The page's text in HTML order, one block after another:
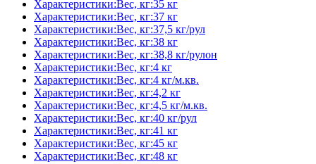
Характеристики:Вес, кг:35 кг
Характеристики:Вес, кг:37 кг
Характеристики:Вес, кг:37,5 кг/рул
Характеристики:Вес, кг:38 кг
Характеристики:Вес, кг:38,8 кг/рулон
Характеристики:Вес, кг:4 кг
Характеристики:Вес, кг:4 кг/м.кв.
Характеристики:Вес, кг:4,2 кг
Характеристики:Вес, кг:4,5 кг/м.кв.
Характеристики:Вес, кг:40 кг/рул
Характеристики:Вес, кг:41 кг
Характеристики:Вес, кг:45 кг
Характеристики:Вес, кг:48 кг